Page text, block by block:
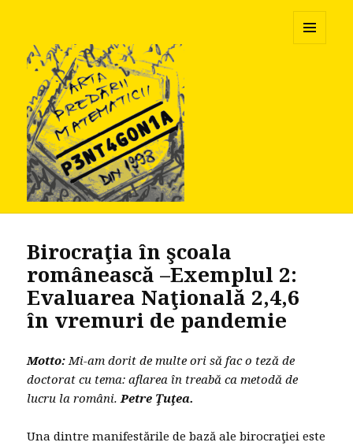
Birocraţia în şcoala
românească –Exemplul 2:
Evaluarea Naţională 2,4,6
în vremuri de pandemie
Motto:Mi-am dorit de multe ori să fac o teză de
doctorat cu tema: aflarea în treabă ca metodă de
lucru la români. Petre Ţuţea.
Una dintre manifestările de bază ale birocraţiei este